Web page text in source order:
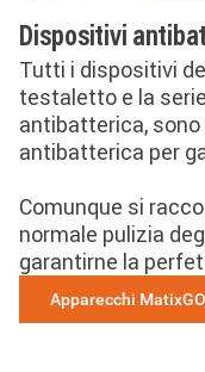
Dispositivi
Tutti i dispositivi
testaletto e la
antibatterica,
antibatterica per
Comunque si
normale pulizia
garantirne la
Apparecchi